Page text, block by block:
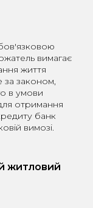
вимагає
життя
за законом,
в умови
отримання
банк
вимозі.
житловий